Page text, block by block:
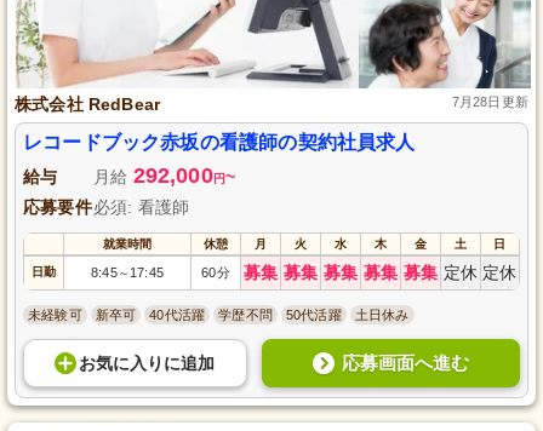
株式会社 RedBear 7月28日更新
レコードブック赤坂の看護師の契約社員求人
給与 月給 292,000円~
応募要件必須: 看護師
就業時間 休憩 月 火 水 木 金 土 日
日勤 8:45～ 17:45 60分 募集 募集 募集 募集 募集 定休 定休
未経験可 新卒可 40代活躍 学歴不問 50代活躍 土日休み
お気に入り に追加 応募画面へ進む